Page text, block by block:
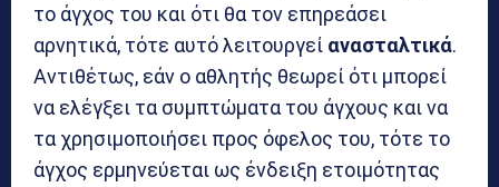
το άγχος του και ότι θα τον επηρεάσει
αρνητικά, τότε αυτό λειτουργεί ανασταλτικά.
Αντιθέτως, εάν ο αθλητής θεωρεί ότι μπορεί
να ελέγξει τα συμπτώματα του άγχους και να
τα χρησιμοποιήσει προς όφελος του, τότε το
άγχος ερμηνεύεται ως ένδειξη ετοιμότητας